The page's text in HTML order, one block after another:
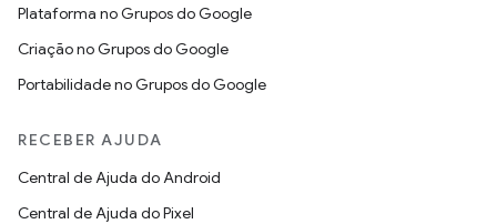
Plataforma no Grupos do Google
Criação no Grupos do Google
Portabilidade no Grupos do Google
RECEBER AJUDA
Central de Ajuda do Android
Central de Ajuda do Pixel